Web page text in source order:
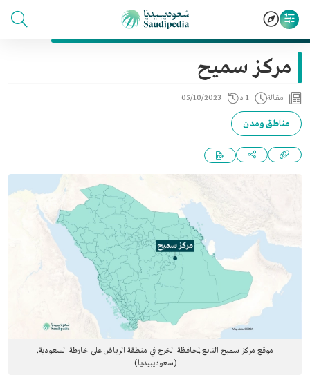
مركز سميح
مقالة 1 د 05/10/2023
مناطق ومدن
موقع مركز سميح التابع لمحافظة الخرج في منطقة الرياض على خارطة السعودية.
(سعوديبيديا)